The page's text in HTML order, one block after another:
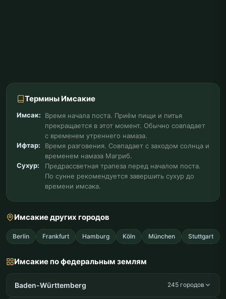
Термины Имсакие
Имсак:
Время начала поста. Приём пищи и питья
прекращается в этот момент. Обычно совпадает
с временем утреннего намаза.
Ифтар:
Время разговения. Совпадает с заходом солнца и
временем намаза Магриб.
Сухур:
Предрассветная трапеза перед началом поста.
По сунне рекомендуется завершить сухур до
времени имсака.
Имсакие других городов
Berlin Frankfurt Hamburg Köln München Stuttgart
Имсакие по федеральным землям
Baden-Württemberg 245 городов